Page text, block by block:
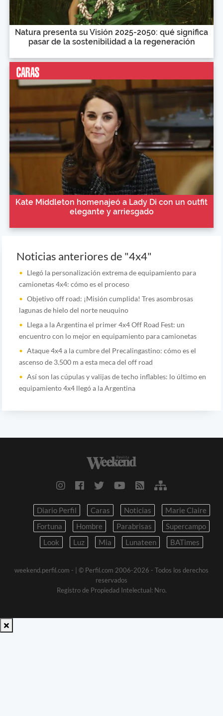
Natura presenta su Visión 2025-2050: qué significa
pasar de la sostenibilidad a la regeneración
Kate Middleton homenajeó a Lady Di con un outfit
elegante y arriesgado
Noticias anteriores de "4x4"
Llegó la personalización extrema de equipamiento para
camionetas 4x4: cómo es el proceso
Objetivo off road: ¡Misión cumplida! Tres asombrosas
lagunas de hielo del norte neuquino
Llega a la Argentina el primer 4x4 Off Road Fest: un
encuentro con lo mejor en equipamiento para camionetas
Ataque 4x4 a la cumbre del Precalingastino: cómo es el
ascenso de 3.500 m a esta meca del off road
Así son las cúpulas y valijas de techo inflables: lo último en
equipamiento 4x4 llegó a la Argentina
Diario Perfil Caras Noticias
Marie Claire
Fortuna
Hombre Parabrisas
Supercampo
Look
Luz Mia Lunateen BATimes
weekend.perfil.com -
| © Perfil.com 2006-2026 - Todos los derechos
reservados
Registro de Propiedad Intelectual: Nro.